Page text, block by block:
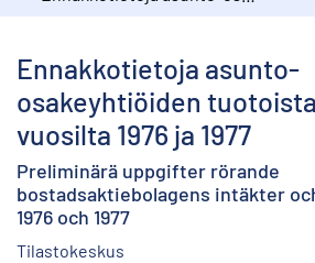
Ennakkotietoja asunto-
osakeyhtiöiden
vuosilta 1976 ja 1977
Preliminärä uppgifter rörande
bostadsaktiebolagens intäkter
1976 och 1977
Tilastokeskus